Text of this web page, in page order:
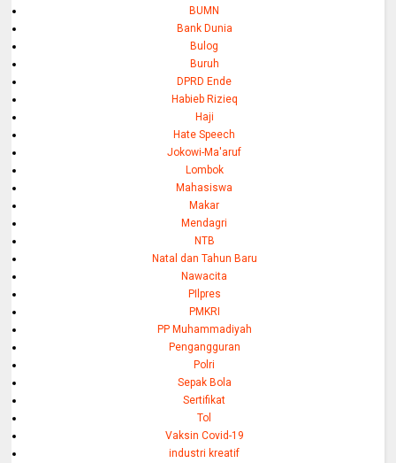
BUMN
Bank Dunia
Bulog
Buruh
DPRD Ende
Habieb Rizieq
Haji
Hate Speech
Jokowi-Ma'aruf
Lombok
Mahasiswa
Makar
Mendagri
NTB
Natal dan Tahun Baru
Nawacita
PIlpres
PMKRI
PP Muhammadiyah
Pengangguran
Polri
Sepak Bola
Sertifikat
Tol
Vaksin Covid-19
industri kreatif